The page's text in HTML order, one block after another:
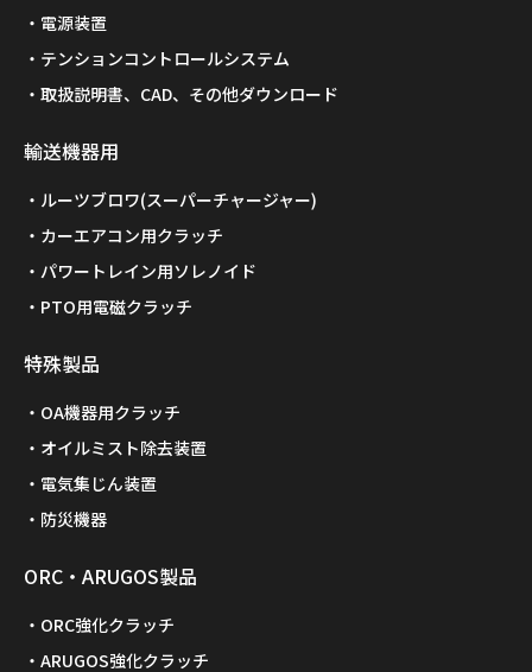
電源装置
テンションコントロールシステム
取扱説明書、CAD、その他ダウンロード
輸送機器用
ルーツブロワ(スーパーチャージャー)
カーエアコン用クラッチ
パワートレイン用ソレノイド
PTO用電磁クラッチ
特殊製品
OA機器用クラッチ
オイルミスト除去装置
電気集じん装置
防災機器
ORC・ARUGOS製品
ORC強化クラッチ
ARUGOS強化クラッチ